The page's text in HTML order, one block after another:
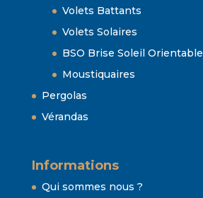
Volets Battants
Volets Solaires
BSO Brise Soleil Orientable
Moustiquaires
Pergolas
Vérandas
Informations
Qui sommes nous ?